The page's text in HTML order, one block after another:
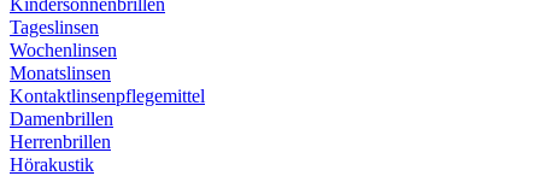
Tageslinsen
Wochenlinsen
Monatslinsen
Kontaktlinsenpflegemittel
Damenbrillen
Herrenbrillen
Hörakustik